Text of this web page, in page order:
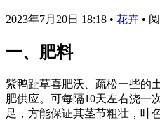
2023年7月20日 18:18 • 花卉 •
一、肥料
紫鸭趾草喜肥沃、疏松一些的
肥供应。可每隔10天左右浇一
足，方能保证其茎节粗壮，叶